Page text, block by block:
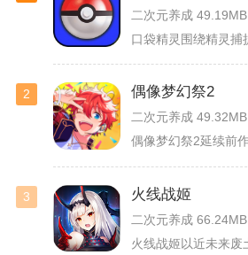
二次元养成 49.19MB
2 偶像梦幻祭2
二次元养成 49.32MB
3 火线战姬
二次元养成 66.24MB